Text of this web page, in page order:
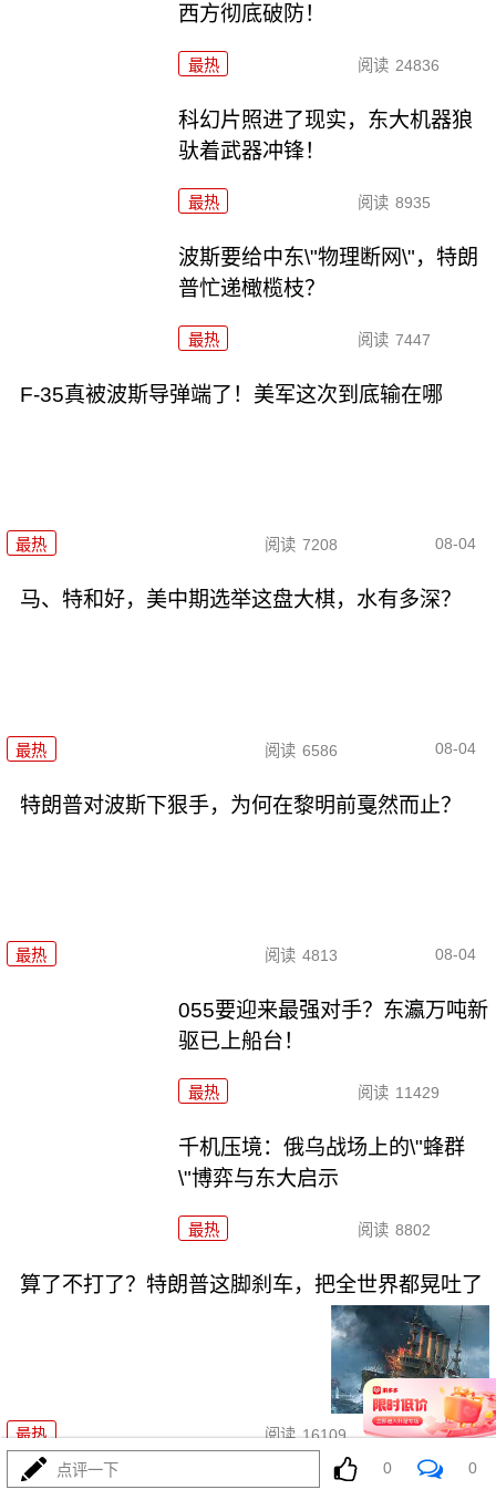
西方彻底破防！
最热 阅读 24836
科幻片照进了现实，东大机器狼
驮着武器冲锋！
最热 阅读 8935
波斯要给中东\"物理断网\"，特朗
普忙递橄榄枝？
最热 阅读 7447
F-35真被波斯导弹端了！美军这次到底输在哪
最热 阅读 7208 08-04
马、特和好，美中期选举这盘大棋，水有多深？
最热 阅读 6586 08-04
特朗普对波斯下狠手，为何在黎明前戛然而止？
最热 阅读 4813 08-04
055要迎来最强对手？东瀛万吨新
驱已上船台！
最热 阅读 11429
千机压境：俄乌战场上的\"蜂群
\"博弈与东大启示
最热 阅读 8802
算了不打了？特朗普这脚刹车，把全世界都晃吐了
最热 阅读 16109 08-03
一张图让印度陷入死寂，五枚金
点评一下 0 0